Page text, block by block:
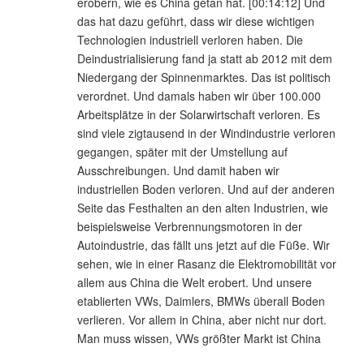
das hat dazu geführt, dass wir diese wichtigen
Technologien industriell verloren haben. Die
Deindustrialisierung fand ja statt ab 2012 mit dem
Niedergang der Spinnenmarktes. Das ist politisch
verordnet. Und damals haben wir über 100.000
Arbeitsplätze in der Solarwirtschaft verloren. Es
sind viele zigtausend in der Windindustrie verloren
gegangen, später mit der Umstellung auf
Ausschreibungen. Und damit haben wir
industriellen Boden verloren. Und auf der anderen
Seite das Festhalten an den alten Industrien, wie
beispielsweise Verbrennungsmotoren in der
Autoindustrie, das fällt uns jetzt auf die Füße. Wir
sehen, wie in einer Rasanz die Elektromobilität vor
allem aus China die Welt erobert. Und unsere
etablierten VWs, Daimlers, BMWs überall Boden
verlieren. Vor allem in China, aber nicht nur dort.
Man muss wissen, VWs größter Markt ist China